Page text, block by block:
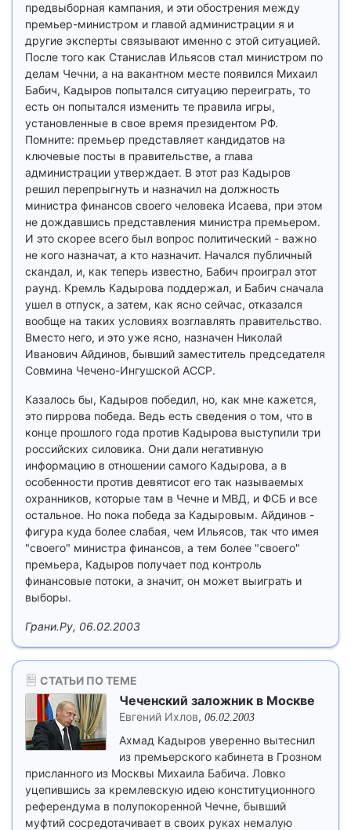
предвыборная кампания, и эти обострения между
премьер-министром и главой администрации я и
другие эксперты связывают именно с этой ситуацией.
После того как Станислав Ильясов стал министром по
делам Чечни, а на вакантном месте появился Михаил
Бабич, Кадыров попытался ситуацию переиграть, то
есть он попытался изменить те правила игры,
установленные в свое время президентом РФ.
Помните: премьер представляет кандидатов на
ключевые посты в правительстве, а глава
администрации утверждает. В этот раз Кадыров
решил перепрыгнуть и назначил на должность
министра финансов своего человека Исаева, при этом
не дождавшись представления министра премьером.
И это скорее всего был вопрос политический - важно
не кого назначат, а кто назначит. Начался публичный
скандал, и, как теперь известно, Бабич проиграл этот
раунд. Кремль Кадырова поддержал, и Бабич сначала
ушел в отпуск, а затем, как ясно сейчас, отказался
вообще на таких условиях возглавлять правительство.
Вместо него, и это уже ясно, назначен Николай
Иванович Айдинов, бывший заместитель председателя
Совмина Чечено-Ингушской АССР.
Казалось бы, Кадыров победил, но, как мне кажется,
это пиррова победа. Ведь есть сведения о том, что в
конце прошлого года против Кадырова выступили три
российских силовика. Они дали негативную
информацию в отношении самого Кадырова, а в
особенности против девятисот его так называемых
охранников, которые там в Чечне и МВД, и ФСБ и все
остальное. Но пока победа за Кадыровым. Айдинов -
фигура куда более слабая, чем Ильясов, так что имея
"своего" министра финансов, а тем более "своего"
премьера, Кадыров получает под контроль
финансовые потоки, а значит, он может выиграть и
выборы.
Грани.Ру, 06.02.2003
СТАТЬИ ПО ТЕМЕ
Чеченский заложник в Москве
Евгений Ихлов, 06.02.2003
Ахмад Кадыров уверенно вытеснил
из премьерского кабинета в Грозном
присланного из Москвы Михаила Бабича. Ловко
уцепившись за кремлевскую идею конституционного
референдума в полупокоренной Чечне, бывший
муфтий сосредотачивает в своих руках немалую